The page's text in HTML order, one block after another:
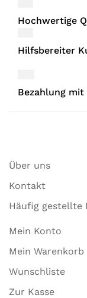
Hochwertige
Hilfsbereiter
Bezahlung
Über uns
Kontakt
Häufig gestellte
Mein Konto
Mein Warenkorb
Wunschliste
Zur Kasse